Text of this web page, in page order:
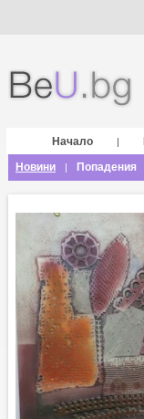
Начало |
Новини
| Попадения